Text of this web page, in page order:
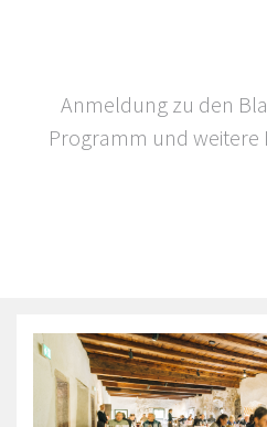
Anmeldung zu den
Programm und weitere